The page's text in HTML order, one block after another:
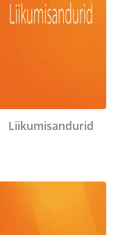
Liikumisandurid